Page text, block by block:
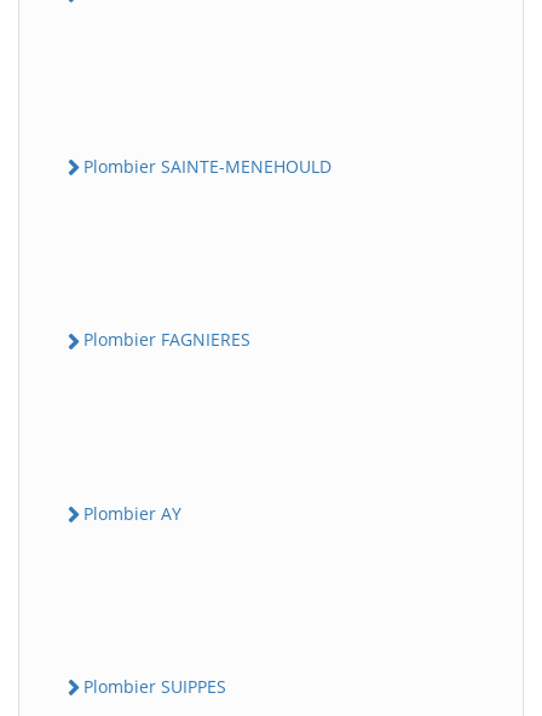
Plombier SAINTE-MENEHOULD
Plombier FAGNIERES
Plombier AY
Plombier SUIPPES